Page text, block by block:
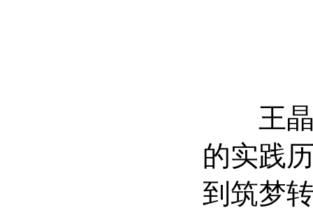
王晶
的实践
到筑梦